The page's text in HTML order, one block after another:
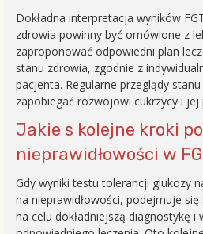
Dokładna interpretacja wyników
zdrowia powinny być omówione z
zaproponować odpowiedni plan
stanu zdrowia, zgodnie z
pacjenta. Regularne przeglądy
zapobiegać rozwojowi cukrzycy i jej
Jakie s kolejne kroki
nieprawidłowości w
Gdy wyniki testu tolerancji glukozy
na nieprawidłowości, podejmuje się
na celu dokładniejszą diagnostykę i